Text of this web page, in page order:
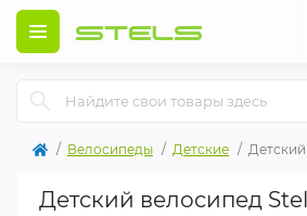
Велосипеды Детские
Детский велосипед